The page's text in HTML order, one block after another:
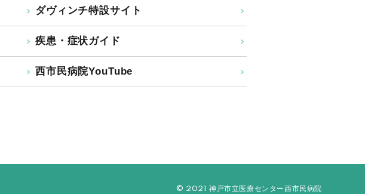
ダヴィンチ特設サイト
疾患・症状ガイド
西市民病院YouTube
© 2021 神戸市立医療センター西市民病院